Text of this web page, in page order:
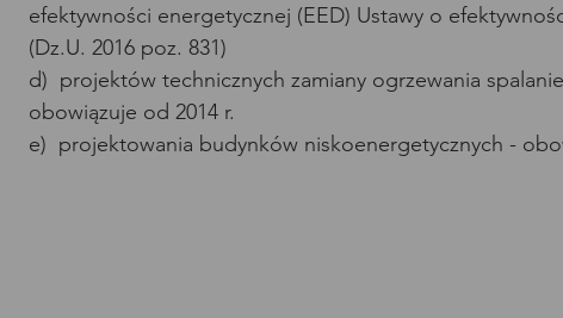
efektywności energetycznej (EED) Ustawy o
(Dz.U. 2016 poz. 831)
d)  projektów technicznych zamiany ogrzewania
obowiązuje od 2014 r.
e)  projektowania budynków niskoenergetycznych -